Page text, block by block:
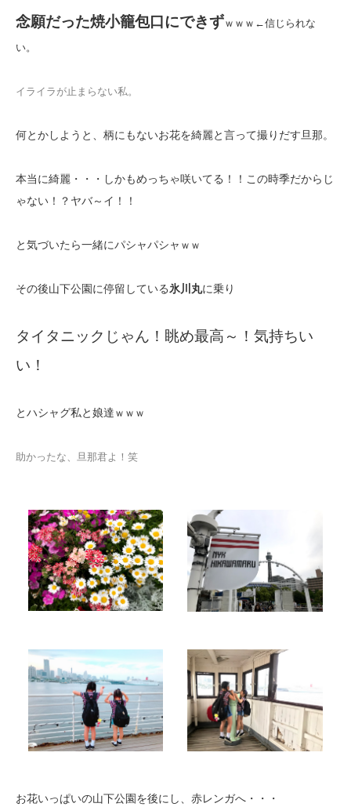
念願だった焼小籠包口にできずｗｗｗ←信じられな
い。
イライラが止まらない私。
何とかしようと、柄にもないお花を綺麗と言って撮りだす旦那。
本当に綺麗・・・しかもめっちゃ咲いてる！！この時季だからじ
ゃない！？ヤバ～イ！！
と気づいたら一緒にパシャパシャ ｗｗ
その後山下公園に停留している氷川丸に乗り
タイタニックじゃん！眺め最高～！気持ちい
い！
とハシャグ私と娘達 ｗｗｗ
助かったな、旦那君よ！笑
お花いっぱいの山下公園を後にし、赤レンガへ・・・